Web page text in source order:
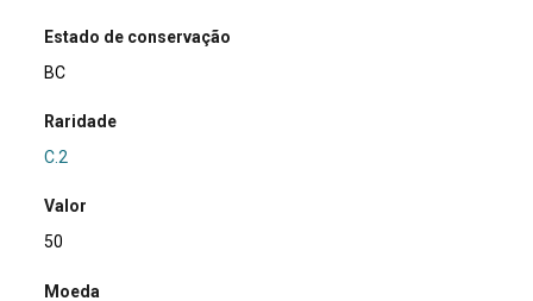
Estado de conservação
BC
Raridade
C.2
Valor
50
Moeda